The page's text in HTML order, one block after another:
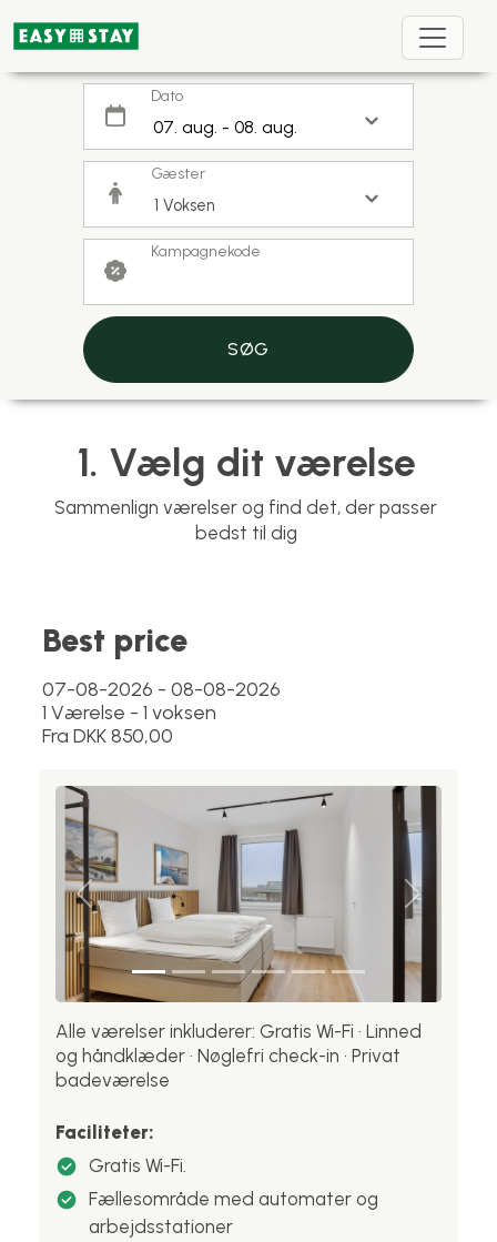
Dato
Gæster
Kampagnekode
SØG
1. Vælg dit værelse
Sammenlign værelser og find det, der passer
bedst til dig
Best price
07-08-2026 - 08-08-2026
1 Værelse - 1 voksen
Fra DKK 850,00
Previous Next
Alle værelser inkluderer: Gratis Wi-Fi · Linned
og håndklæder · Nøglefri check-in · Privat
badeværelse
Faciliteter:
Gratis Wi-Fi.
Fællesområde med automater og
arbejdsstationer